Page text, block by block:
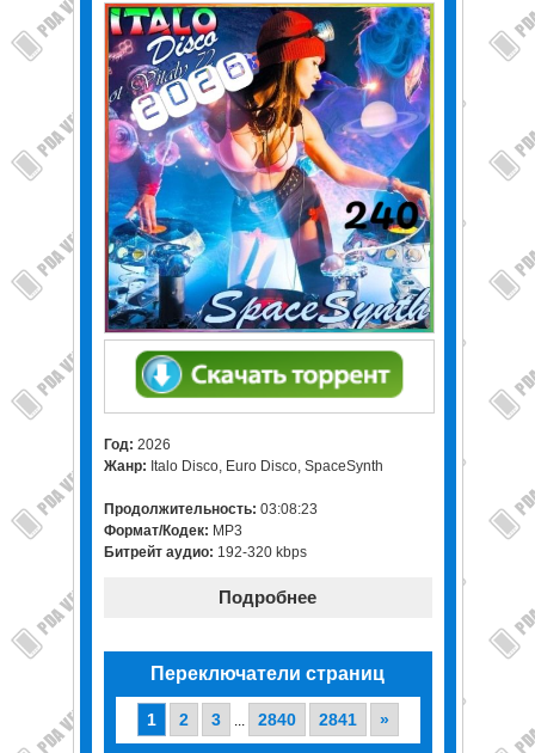
Год: 2026
Жанр: Italo Disco, Euro Disco, SpaceSynth
Продолжительность: 03:08:23
Формат/Кодек: MP3
Битрейт аудио: 192-320 kbps
Подробнее
Переключатели страниц
1 2 3 ... 2840 2841 »